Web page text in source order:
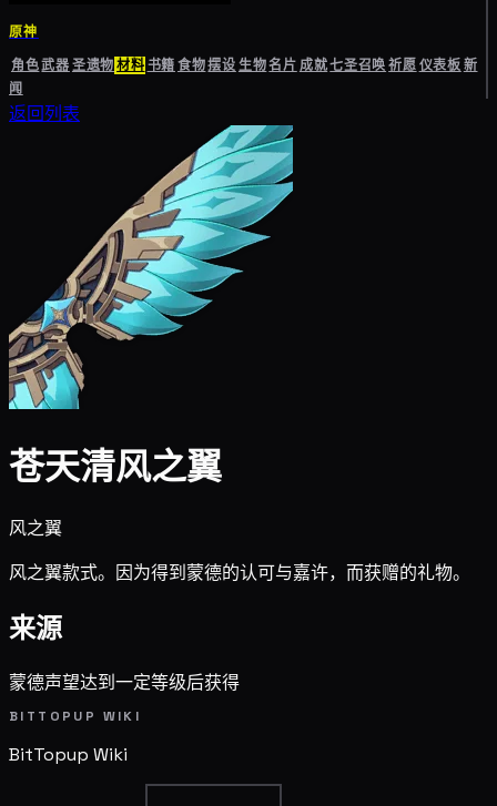
原神
角色武器圣遗物材料书籍食物摆设生物名片成就七圣召唤祈愿仪表板新
闻
返回列表
苍天清风之翼
风之翼
风之翼款式。因为得到蒙德的认可与嘉许，而获赠的礼物。
来源
蒙德声望达到一定等级后获得
BITTOPUP WIKI
BitTopup Wiki